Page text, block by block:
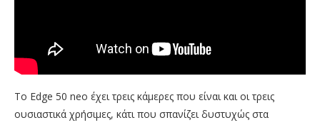
Το Edge 50 neo έχει τρεις κάμερες που είναι και οι τρεις
ουσιαστικά χρήσιμες, κάτι που σπανίζει δυστυχώς στα